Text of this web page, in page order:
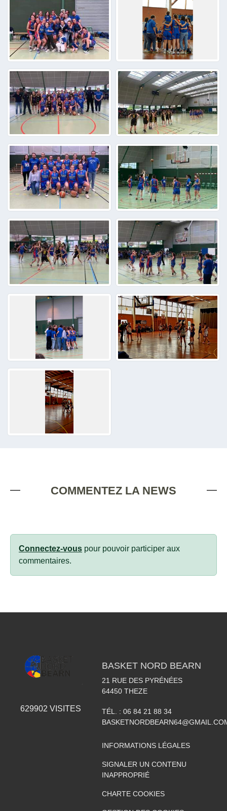
COMMENTEZ LA NEWS
Connectez-vous pour pouvoir participer aux
commentaires.
629902 VISITES
BASKET NORD BEARN
21 RUE DES PYRÉNÉES
64450 THEZE
TÉL. : 06 84 21 88 34
INFORMATIONS LÉGALES
SIGNALER UN CONTENU
INAPPROPRIÉ
CHARTE COOKIES